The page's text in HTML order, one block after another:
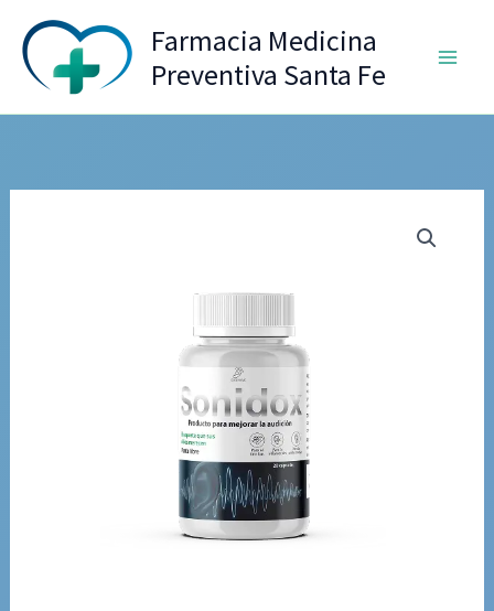
contenido
Farmacia Medicina
Preventiva Santa Fe